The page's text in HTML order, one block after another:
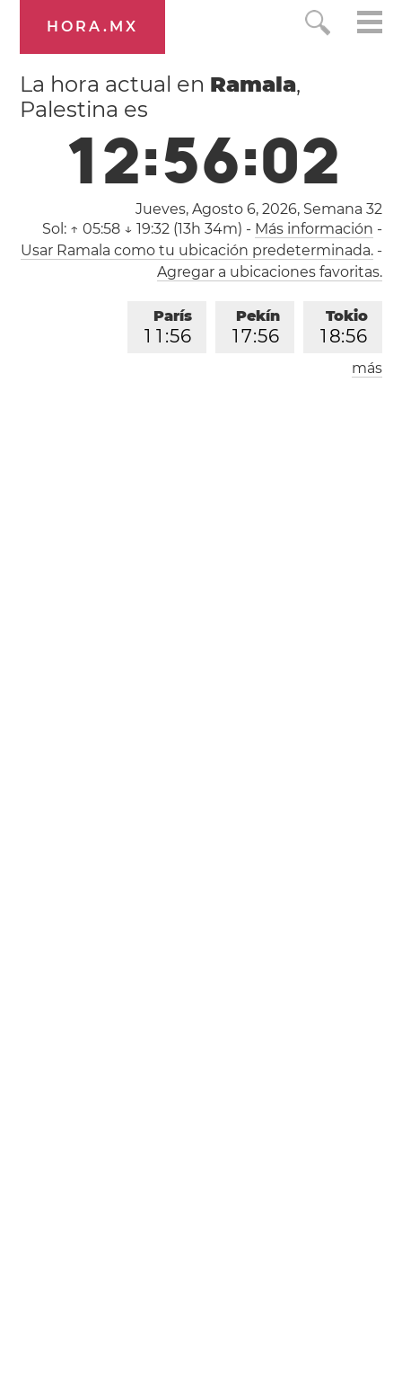
HORA.MX
La hora actual en Ramala,
Palestina es
12:56:02
Jueves, Agosto 6, 2026, Semana 32
Sol: ↑ 05:58 ↓ 19:32 (13h 34m) - Más información -
Usar Ramala como tu ubicación predeterminada.-
Agregar a ubicaciones favoritas.
Tokio
1 8:56
Pekín
1 7:56
París
1 1 :56
Londres
más